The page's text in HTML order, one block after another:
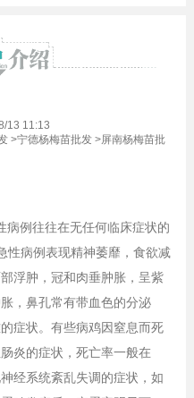
13 11:13
>宁德杨梅苗批发>屏南杨梅苗批
病例往往在无任何临床症状的
性病例表现精神萎靡，食欲减
浮肿，冠和肉垂肿胀，呈紫
，鼻孔常有带血色的分泌
症状。有些病鸡因窒息而死
炎的症状，死亡率一般在
经系统紊乱失调的症状，如